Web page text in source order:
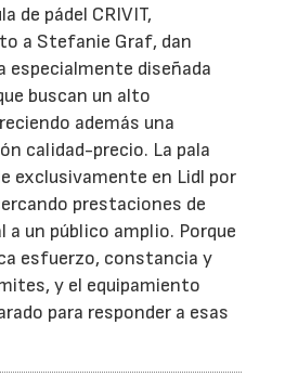
de pádel CRIVIT,
a Stefanie Graf, dan
especialmente diseñada
buscan un alto
además una
calidad-precio. La pala
exclusivamente en Lidl por
prestaciones de
a un público amplio. Porque
esfuerzo, constancia y
y el equipamiento
para responder a esas